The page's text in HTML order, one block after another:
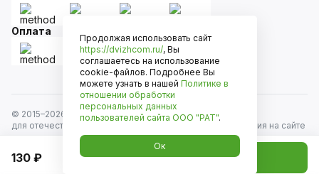
130 ₽ Добавить в корзину
Оплата
© 2015–2026
Движком — сеть магазинов автозапчастей
для отечественных автомобилей и иномарок. Информация на сайте
носит исключительно информационный характер и не является
публичной офертой, определяемой положениями
ст. 437 Гражданского кодекса РФ. Все права защищены.
Продолжая использовать сайт
https://dvizhcom.ru/, Вы
соглашаетесь на использование
cookie-файлов. Подробнее Вы
можете узнать в нашей Политике в
отношении обработки
персональных данных
пользователей сайта ООО "РАТ".
Ок